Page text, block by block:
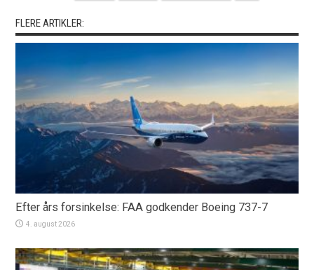
FLERE ARTIKLER:
Efter års forsinkelse: FAA godkender Boeing 737-7
4. august 2026